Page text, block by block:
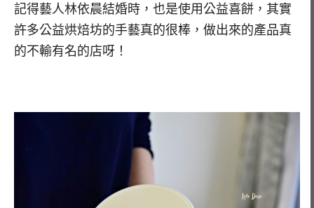
記得藝人林依晨結婚時，也是使用公益喜餅，其實
許多公益烘焙坊的手藝真的很棒，做出來的產品真
的不輸有名的店呀！